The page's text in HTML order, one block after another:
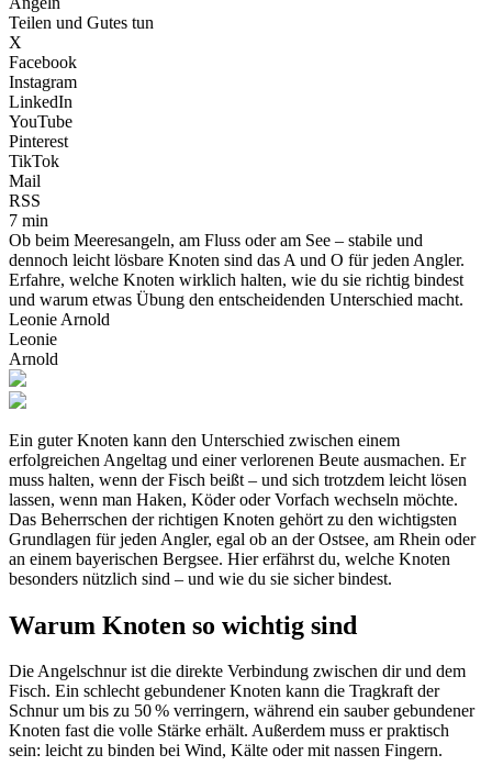
Teilen und Gutes tun
X
Facebook
Instagram
LinkedIn
YouTube
Pinterest
TikTok
Mail
RSS
7 min
Ob beim Meeresangeln, am Fluss oder am See – stabile und
dennoch leicht lösbare Knoten sind das A und O für jeden Angler.
Erfahre, welche Knoten wirklich halten, wie du sie richtig bindest
und warum etwas Übung den entscheidenden Unterschied macht.
Leonie Arnold
Leonie
Arnold
Ein guter Knoten kann den Unterschied zwischen einem
erfolgreichen Angeltag und einer verlorenen Beute ausmachen. Er
muss halten, wenn der Fisch beißt – und sich trotzdem leicht lösen
lassen, wenn man Haken, Köder oder Vorfach wechseln möchte.
Das Beherrschen der richtigen Knoten gehört zu den wichtigsten
Grundlagen für jeden Angler, egal ob an der Ostsee, am Rhein oder
an einem bayerischen Bergsee. Hier erfährst du, welche Knoten
besonders nützlich sind – und wie du sie sicher bindest.
Warum Knoten so wichtig sind
Die Angelschnur ist die direkte Verbindung zwischen dir und dem
Fisch. Ein schlecht gebundener Knoten kann die Tragkraft der
Schnur um bis zu 50 % verringern, während ein sauber gebundener
Knoten fast die volle Stärke erhält. Außerdem muss er praktisch
sein: leicht zu binden bei Wind, Kälte oder mit nassen Fingern.